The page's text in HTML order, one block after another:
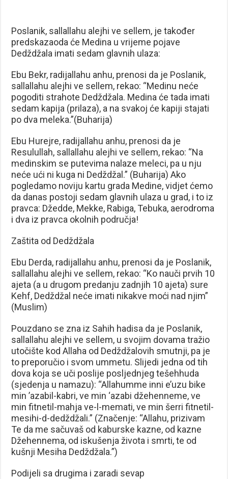
Poslanik, sallallahu alejhi ve sellem, je također
predskazaoda će Medina u vrijeme pojave
Dedždžala imati sedam glavnih ulaza:
Ebu Bekr, radijallahu anhu, prenosi da je Poslanik,
sallallahu alejhi ve sellem, rekao: “Medinu neće
pogoditi strahote Dedždžala. Medina će tada imati
sedam kapija (prilaza), a na svakoj će kapiji stajati
po dva meleka.”(Buharija)
Ebu Hurejre, radijallahu anhu, prenosi da je
Resulullah, sallallahu alejhi ve sellem, rekao: “Na
medinskim se putevima nalaze meleci, pa u nju
neće ući ni kuga ni Dedždžal.” (Buharija) Ako
pogledamo noviju kartu grada Medine, vidjet ćemo
da danas postoji sedam glavnih ulaza u grad, i to iz
pravca: Džedde, Mekke, Rabiga, Tebuka, aerodroma
i dva iz pravca okolnih područja!
Zaštita od Dedždžala
Ebu Derda, radijallahu anhu, prenosi da je Poslanik,
sallallahu alejhi ve sellem, rekao: “Ko nauči prvih 10
ajeta (a u drugom predanju zadnjih 10 ajeta) sure
Kehf, Dedždžal neće imati nikakve moći nad njim”
(Muslim)
Pouzdano se zna iz Sahih hadisa da je Poslanik,
sallallahu alejhi ve sellem, u svojim dovama tražio
utočište kod Allaha od Dedždžalovih smutnji, pa je
to preporučio i svom ummetu. Slijedi jedna od tih
dova koja se uči poslije posljednjeg tešehhuda
(sjedenja u namazu): “Allahumme inni e’uzu bike
min ’azabil-kabri, ve min ‘azabi džehenneme, ve
min fitnetil-mahja ve-l-memati, ve min šerri fitnetil-
mesihi-d-dedždžali.” (Značenje: “Allahu, prizivam
Te da me sačuvaš od kaburske kazne, od kazne
Džehennema, od iskušenja života i smrti, te od
kušnji Mesiha Dedždžala.”)
Podijeli sa drugima i zaradi sevap